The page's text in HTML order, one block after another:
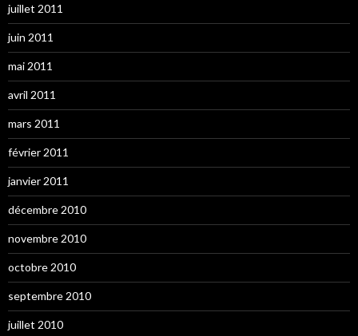
juillet 2011
juin 2011
mai 2011
avril 2011
mars 2011
février 2011
janvier 2011
décembre 2010
novembre 2010
octobre 2010
septembre 2010
juillet 2010